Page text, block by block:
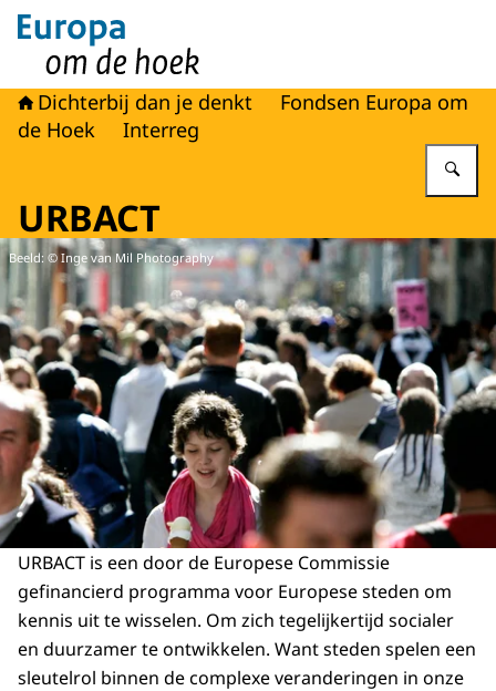
Naar de homepage van Europa om de hoek
Dichterbij dan je denkt
Fondsen Europa om
de Hoek
Interreg
URBACT
Beeld: © Inge van Mil Photography
URBACT is een door de Europese Commissie
gefinancierd programma voor Europese steden om
kennis uit te wisselen. Om zich tegelijkertijd socialer
en duurzamer te ontwikkelen. Want steden spelen een
sleutelrol binnen de complexe veranderingen in onze